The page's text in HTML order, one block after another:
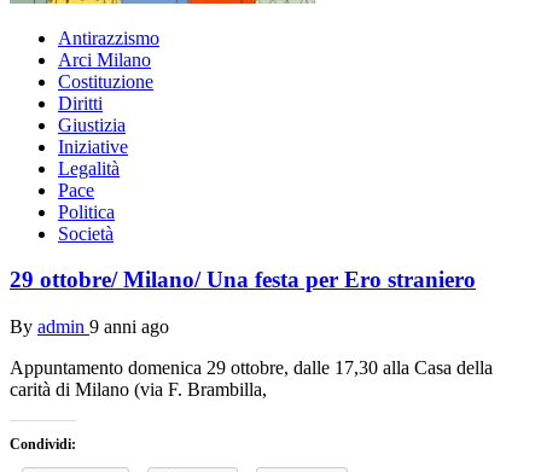
Antirazzismo
Arci Milano
Costituzione
Diritti
Giustizia
Iniziative
Legalità
Pace
Politica
Società
29 ottobre/ Milano/ Una festa per Ero straniero
By admin 9 anni ago
Appuntamento domenica 29 ottobre, dalle 17,30 alla Casa della
carità di Milano (via F. Brambilla,
Condividi: